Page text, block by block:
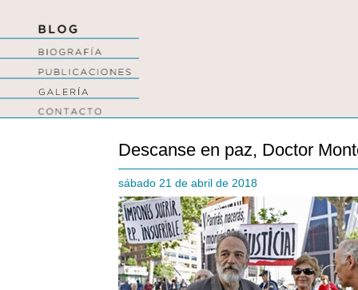
Descanse en paz, Doctor
sábado 21 de abril de 2018